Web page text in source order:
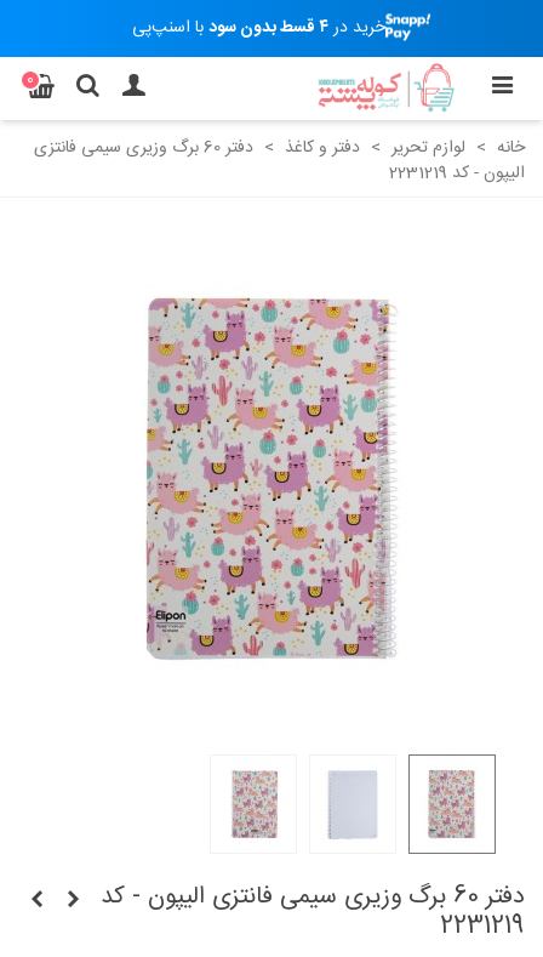
خرید در۴ قسط بدون سود با اسنپ‌پی
0
خانه > لوازم تحریر > دفتر و کاغذ >
دفتر 60 برگ وزیری سیمی فانتزی
الیپون - کد 2231219
دفتر 60 برگ وزیری سیمی فانتزی الیپون - کد
2231219